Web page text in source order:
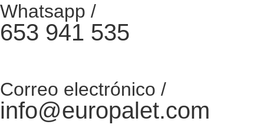
Whatsapp /
653 941 535
Correo electrónico /
info@europalet.com